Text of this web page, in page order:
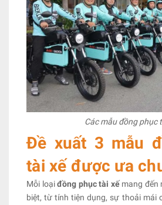
Các mẫu đồng phục
Đề xuất 3 mẫu
tài xế được ưa
Mỗi loạiđồng phục tài xếmang đến
biệt, từ tính tiện dụng, sự thoải mái